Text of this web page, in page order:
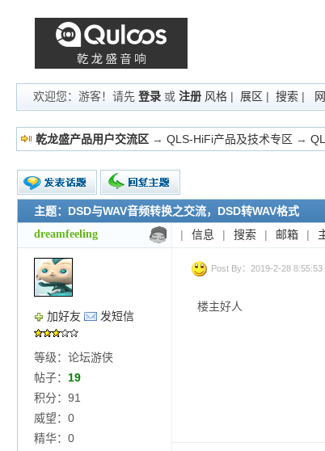
欢迎您：游客！请先登录 或注册 风格 | 展区 |搜索 |
乾龙盛产品用户交流区 →QLS-HiFi产品及技术专区 →
新的主题
投票帖
交易帖
小字报
主题：DSD与WAV音频转换之交流，DSD转WAV格式
dreamfeeling | 信息 | 搜索 | 邮箱 |
加好友 发短信
等级：论坛游侠
帖子： 19
积分：91
威望：0
精华：0
Post By：2019-2-28 8:55:53
楼主好人